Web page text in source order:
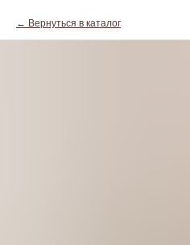
Вернуться в каталог